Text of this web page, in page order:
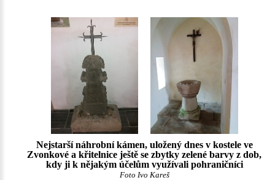
Nejstarší náhrobní kámen, uložený dnes v kostele ve
Zvonkové a křitelnice ještě se zbytky zelené barvy z dob,
kdy ji k nějakým účelům využívali pohraničníci
Foto Ivo Kareš